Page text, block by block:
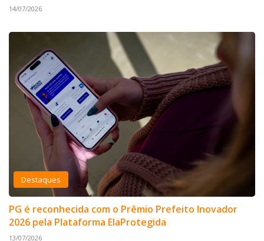
14/07/2026
Destaques
PG é reconhecida com o Prêmio Prefeito Inovador
2026 pela Plataforma ElaProtegida
13/07/2026